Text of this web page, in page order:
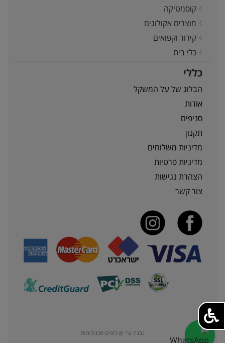
קוסמטיקה
מוצרים אקולוגים
קירור וקפואים
כלי בית
כללי
הבלוג של על המשקל
אודות
סניפים
תקנון
מדיניות משלוחים
מדיניות פרטיות
הצהרת נגישות
צור קשר
נבנה ע"י @ לוגייט טכנולוגיות